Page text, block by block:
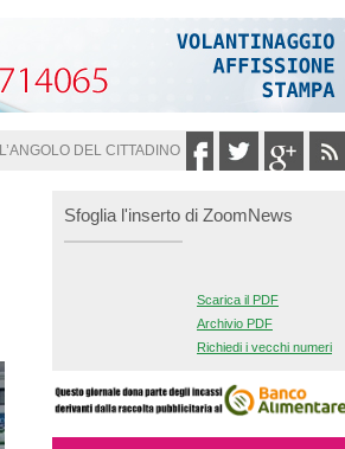
L’ANGOLO DEL CITTADINO
Sfoglia l'inserto di ZoomNews
Scarica il PDF
Archivio PDF
Richiedi i vecchi numeri